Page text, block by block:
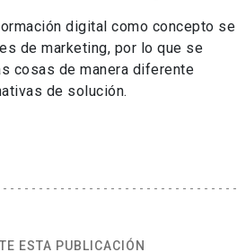
digital como concepto se
de marketing, por lo que se
cosas de manera diferente
de solución.
ESTA PUBLICACIÓN